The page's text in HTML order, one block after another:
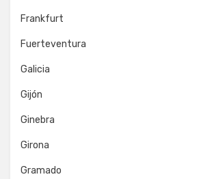
Frankfurt
Fuerteventura
Galicia
Gijón
Ginebra
Girona
Gramado